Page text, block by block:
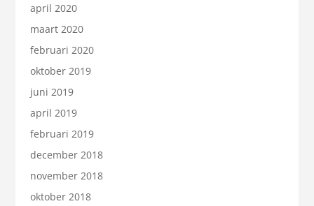
april 2020
maart 2020
februari 2020
oktober 2019
juni 2019
april 2019
februari 2019
december 2018
november 2018
oktober 2018